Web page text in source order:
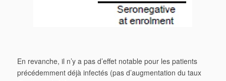
En revanche, il n’y a pas d’effet notable pour les patients
précédemment déjà infectés (pas d’augmentation du taux